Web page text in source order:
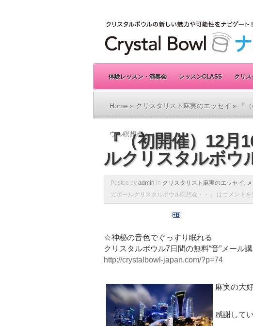
体験レッスン・演奏会 レッスンCLASS クリ
Home » クリスタリスト麻実のエッセイ » 『
ウル瞑想会・・』
『（初開催）12
ルクリスタルボウ
Posted by admin in クリスタリスト麻実のエッセイ ,
ガポールクリスタルボウル瞑想会・・』 は コメント
☆神秘の音色でぐっすり眠れる
クリスタルボウル7日間の無料“音”メール
http://crystalbowl-japan.com/?p=74
麻実の大
感謝して